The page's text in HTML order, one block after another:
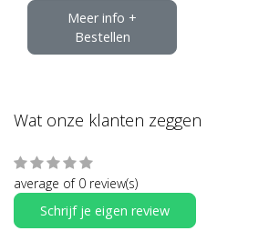
Meer info +
Bestellen
Wat onze klanten zeggen
average of 0 review(s)
Schrijf je eigen review